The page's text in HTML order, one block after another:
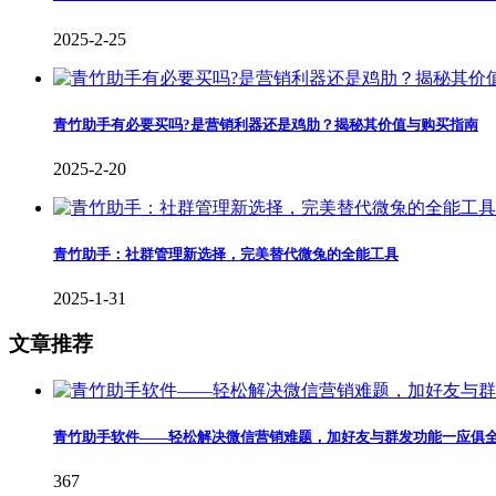
2025-2-25
青竹助手有必要买吗?是营销利器还是鸡肋？揭秘其价值与购买指南
2025-2-20
青竹助手：社群管理新选择，完美替代微兔的全能工具
2025-1-31
文章推荐
青竹助手软件——轻松解决微信营销难题，加好友与群发功能一应俱
367